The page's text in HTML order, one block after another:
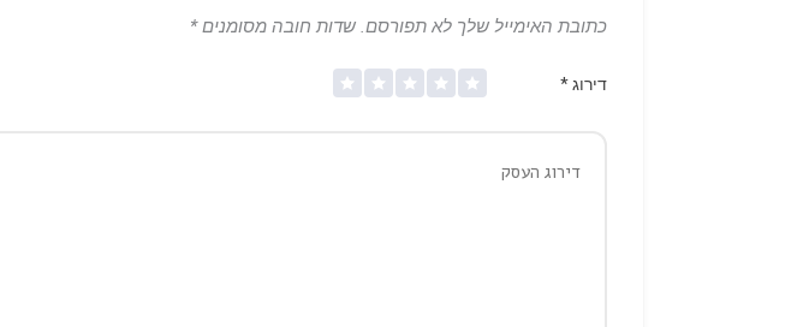
כתובת האימייל שלך לא תפורסם. שדות חובה מסומנים*
דירוג*